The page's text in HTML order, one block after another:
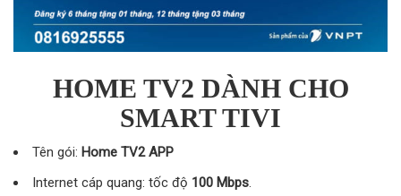
HOME TV2 DÀNH CHO
SMART TIVI
Tên gói: Home TV2 APP
Internet cáp quang: tốc độ 100 Mbps